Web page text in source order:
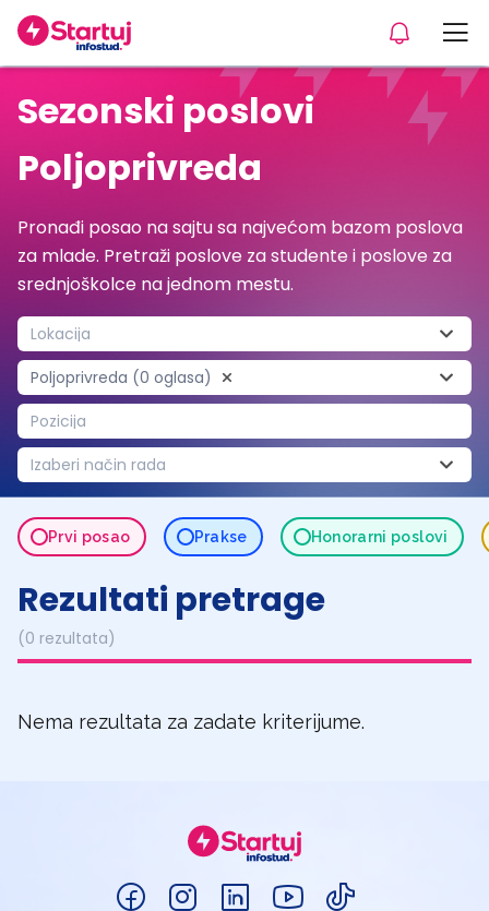
Sezonski poslovi
Poljoprivreda
Pronađi posao na sajtu sa najvećom bazom poslova
za mlade. Pretraži poslove za studente i poslove za
srednjoškolce na jednom mestu.
Lokacija
Poljoprivreda (0 oglasa)
Pozicija
Izaberi način rada
Prvi posao Prakse Honorarni poslovi
Rezultati pretrage
(0 rezultata)
Nema rezultata za zadate kriterijume.